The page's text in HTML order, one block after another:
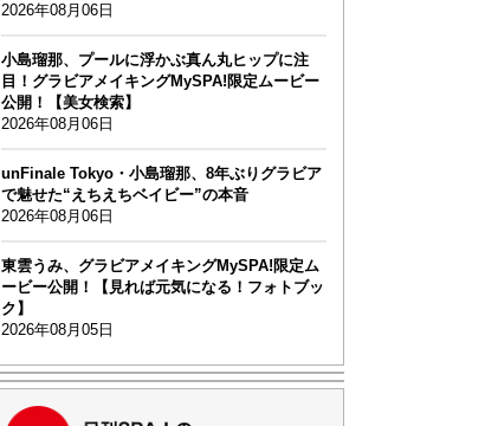
2026年08月06日
小島瑠那、プールに浮かぶ真ん丸ヒップに注
目！グラビアメイキングMySPA!限定ムービー
公開！【美女検索】
2026年08月06日
unFinale Tokyo・小島瑠那、8年ぶりグラビア
で魅せた“えちえちベイビー”の本音
2026年08月06日
東雲うみ、グラビアメイキングMySPA!限定ム
ービー公開！【見れば元気になる！フォトブッ
ク】
2026年08月05日